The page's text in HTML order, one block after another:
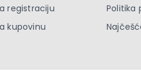
registraciju
kupovinu
Politika